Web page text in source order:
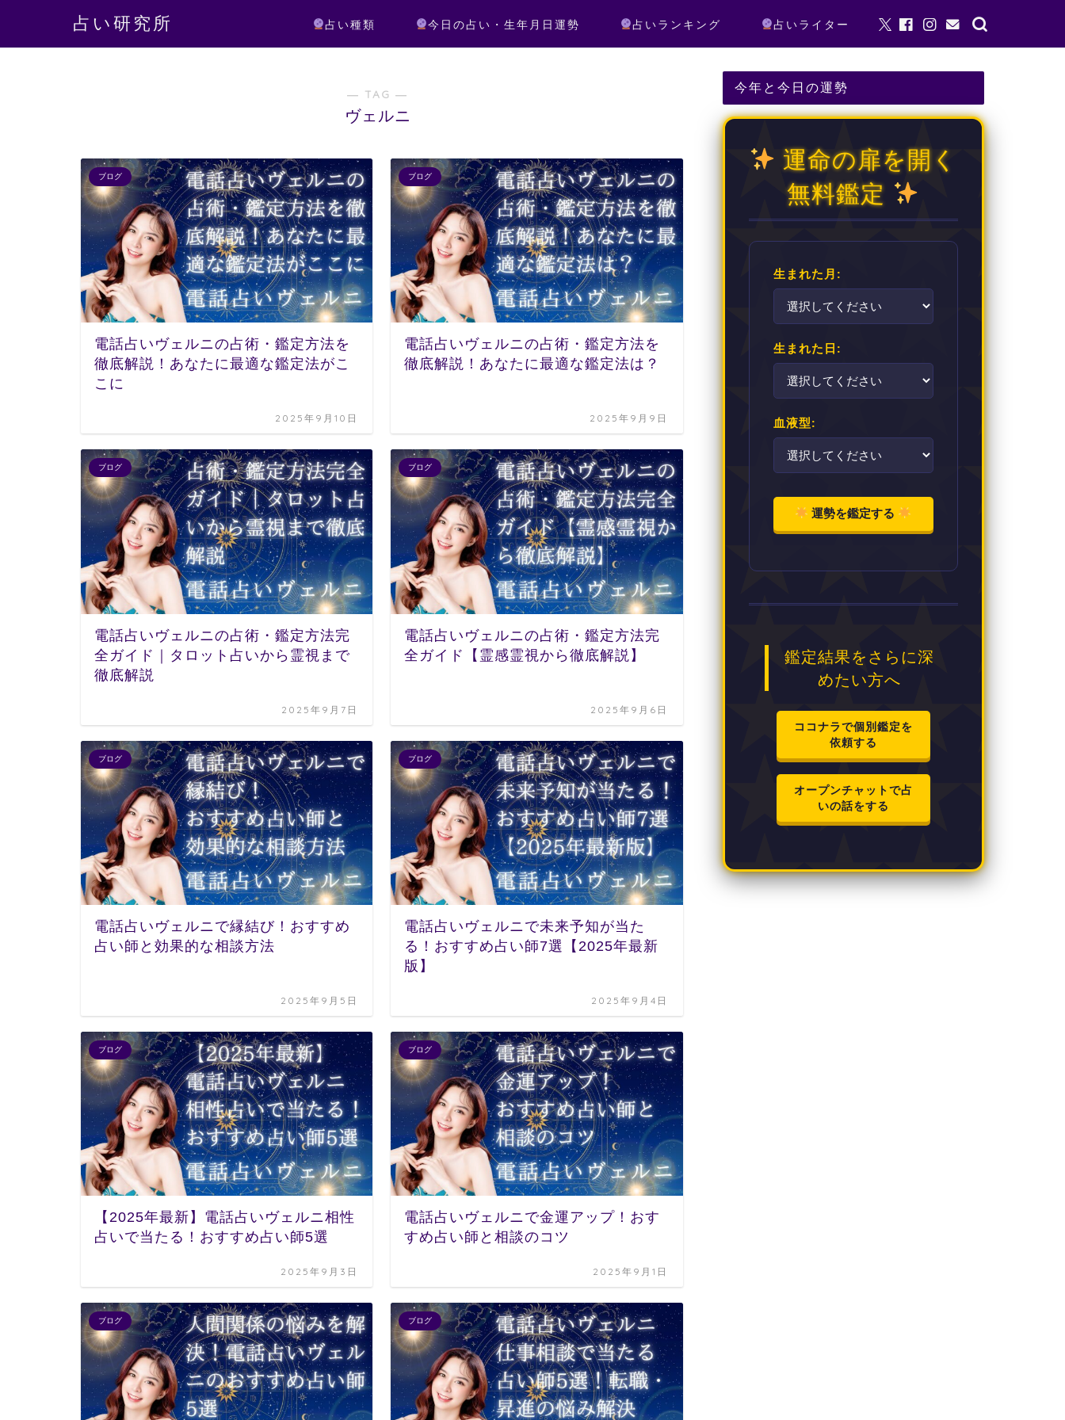
占い研究所 占い種類 今日の占い・生年月日運勢 占いランキング 占いライター
― TAG ―
ヴェルニ
ブログ
電話占いヴェルニの占術・鑑定方法を
徹底解説！あなたに最適な鑑定法がこ
こに
2025年9月10日
ブログ
電話占いヴェルニの占術・鑑定方法を
徹底解説！あなたに最適な鑑定法は？
2025年9月9日
ブログ
電話占いヴェルニの占術・鑑定方法完
全ガイド｜タロット占いから霊視まで
徹底解説
2025年9月7日
ブログ
電話占いヴェルニの占術・鑑定方法完
全ガイド【霊感霊視から徹底解説】
2025年9月6日
ブログ
電話占いヴェルニで縁結び！おすすめ
占い師と効果的な相談方法
2025年9月5日
ブログ
電話占いヴェルニで未来予知が当た
る！おすすめ占い師7選【2025年最新
版】
2025年9月4日
ブログ
【2025年最新】電話占いヴェルニ相性
占いで当たる！おすすめ占い師5選
2025年9月3日
ブログ
電話占いヴェルニで金運アップ！おす
すめ占い師と相談のコツ
2025年9月1日
ブログ ブログ
今年と今日の運勢
運命の扉を開く
無料鑑定
生まれた月:
生まれた日:
血液型:
運勢を鑑定する
鑑定結果をさらに深
めたい方へ
ココナラで個別鑑定を
依頼する
オープンチャットで占
いの話をする